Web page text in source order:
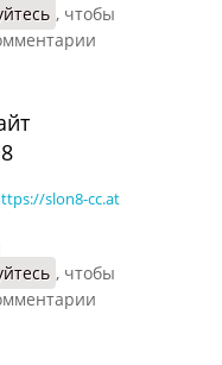
, чтобы
slon8-cc.at
, чтобы